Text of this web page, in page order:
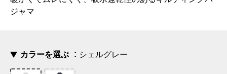
ジャマ
カラーを選ぶ シェルグレー